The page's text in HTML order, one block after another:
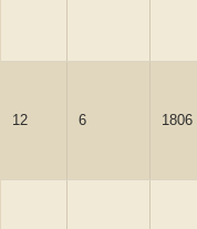
12 6 1806